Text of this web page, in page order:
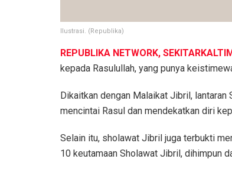
Ilustrasi. (Republika)
REPUBLIKA NETWORK,
kepada Rasulullah, yang punya
Dikaitkan dengan Malaikat Jibril,
mencintai Rasul dan mendekatkan diri
Selain itu, sholawat Jibril juga terbukti
10 keutamaan Sholawat Jibril, dihimpun